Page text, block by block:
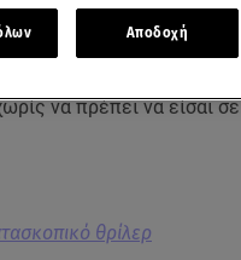
να διασφαλίσεις ότι η
να πρέπει να είσαι σε
θρίλερ
Αποδοχή